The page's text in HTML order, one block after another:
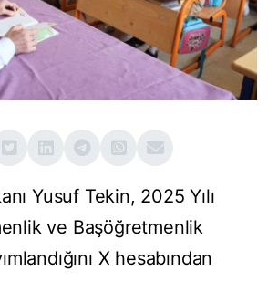
Yusuf Tekin, 2025 Yılı
ve Başöğretmenlik
X hesabından